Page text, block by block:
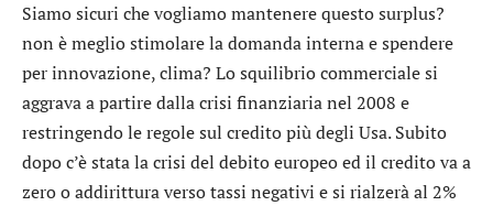
Siamo sicuri che vogliamo mantenere questo surplus?
non è meglio stimolare la domanda interna e spendere
per innovazione, clima? Lo squilibrio commerciale si
aggrava a partire dalla crisi finanziaria nel 2008 e
restringendo le regole sul credito più degli Usa. Subito
dopo c’è stata la crisi del debito europeo ed il credito va a
zero o addirittura verso tassi negativi e si rialzerà al 2%